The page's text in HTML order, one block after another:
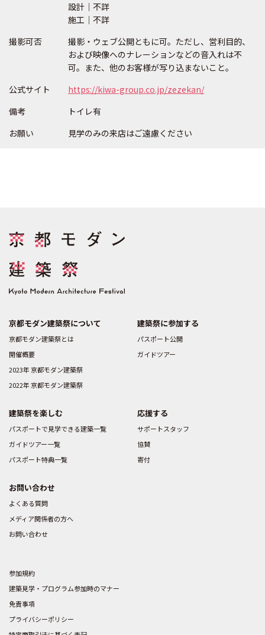
設計｜不詳
施工｜不詳
撮影可否
撮影・ウェブ公開ともに可。ただし、営利目的、
および映像へのナレーションなどの音入れは不
可。また、他のお客様が写り込まないこと。
公式サイト
https://kiwa-group.co.jp/zezekan/
備考
トイレ有
お願い
見学のみの来店はご遠慮ください
京都モダン建築祭について
京都モダン建築祭とは
開催概要
2023年 京都モダン建築祭
2022年 京都モダン建築祭
建築祭に参加する
パスポート公開
ガイドツアー
建築祭を楽しむ
パスポートで見学できる建築一覧
ガイドツアー一覧
パスポート特典一覧
応援する
サポートスタッフ
協賛
寄付
お問い合わせ
よくある質問
メディア関係者の方へ
お問い合わせ
参加規約
建築見学・プログラム参加時のマナー
免責事項
プライバシーポリシー